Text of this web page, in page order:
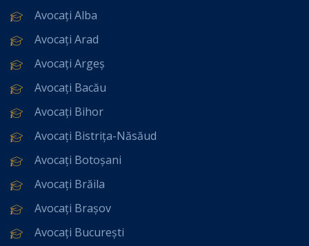
Avocați Alba
Avocați Arad
Avocați Argeș
Avocați Bacău
Avocați Bihor
Avocați Bistrița-Năsăud
Avocați Botoșani
Avocați Brăila
Avocați Brașov
Avocați București